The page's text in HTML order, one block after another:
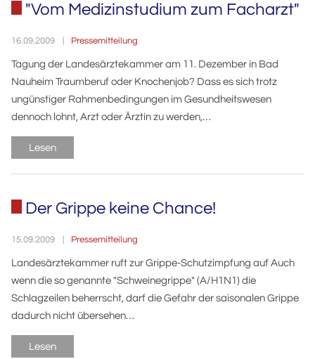
"Vom Medizinstudium zum Facharzt"
16.09.2009 Pressemitteilung
Tagung der Landesärztekammer am 11. Dezember in Bad
Nauheim Traumberuf oder Knochenjob? Dass es sich trotz
ungünstiger Rahmenbedingungen im Gesundheitswesen
dennoch lohnt, Arzt oder Ärztin zu werden,…
Lesen
Der Grippe keine Chance!
15.09.2009 Pressemitteilung
Landesärztekammer ruft zur Grippe-Schutzimpfung auf Auch
wenn die so genannte "Schweinegrippe" (A/H1N1) die
Schlagzeilen beherrscht, darf die Gefahr der saisonalen Grippe
dadurch nicht übersehen…
Lesen